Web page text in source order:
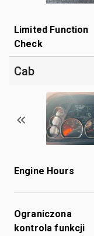
Limited Function
Check
Cab
Engine Hours
Ograniczona
kontrola funkcji